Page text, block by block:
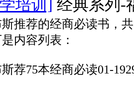
培训] 经典系列-
推荐的经商必读书，
内容列表：
荐75本经商必读01-